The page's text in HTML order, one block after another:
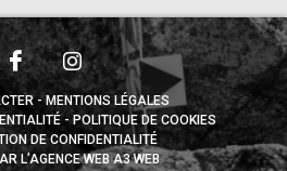
MENTIONS LÉGALES
POLITIQUE DE COOKIES
DE CONFIDENTIALITÉ
L’AGENCE WEB A3 WEB